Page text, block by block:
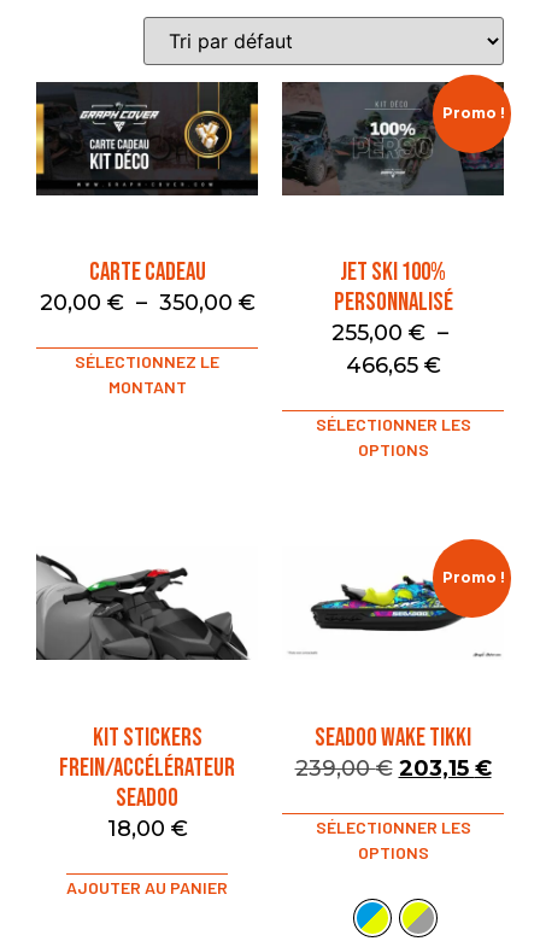
Carte Cadeau
20,00 € – 350,00 €
SÉLECTIONNEZ LE
MONTANT
Promo !
Jet Ski 100%
Personnalisé
255,00 € –
466,65 €
SÉLECTIONNER LES
OPTIONS
Kit Stickers
Frein/Accélérateur
Seadoo
18,00 €
AJOUTER AU PANIER
Promo !
SEADOO WAKE TIKKI
239,00€ 203,15 €
SÉLECTIONNER LES
OPTIONS